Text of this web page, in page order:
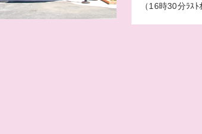
（16時30分ﾗｽﾄ